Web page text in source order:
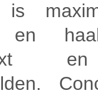
is
en